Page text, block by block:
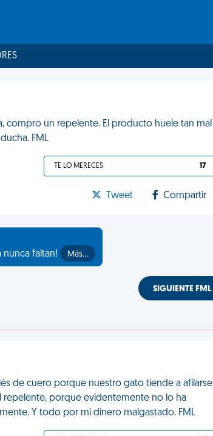
compro un repelente. El producto huele tan mal
FML
TE LO MERECES 17
Tweet Compartir
nunca faltan!
Más…
SIGUIENTE FML
de cuero porque nuestro gato tiende a afilarse
repelente, porque evidentemente no lo ha
Y todo por mi dinero malgastado. FML